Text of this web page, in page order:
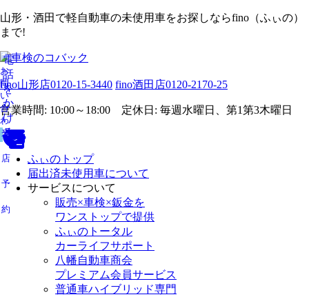
山形・酒田で軽自動車の未使用車をお探しならfino（ふぃの）
まで!
fino山形店0120-15-3440 fino酒田店0120-2170-25
営業時間: 10:00～18:00 定休日: 毎週水曜日、第1第3木曜日
お
問
い
合
わ
せ
来
店
予
約
電
話
を
か
け
る
ふぃのトップ
届出済未使用車について
サービスについて
販売×車検×鈑金を
ワンストップで提供
ふぃのトータル
カーライフサポート
八幡自動車商会
プレミアム会員サービス
普通車ハイブリッド専門